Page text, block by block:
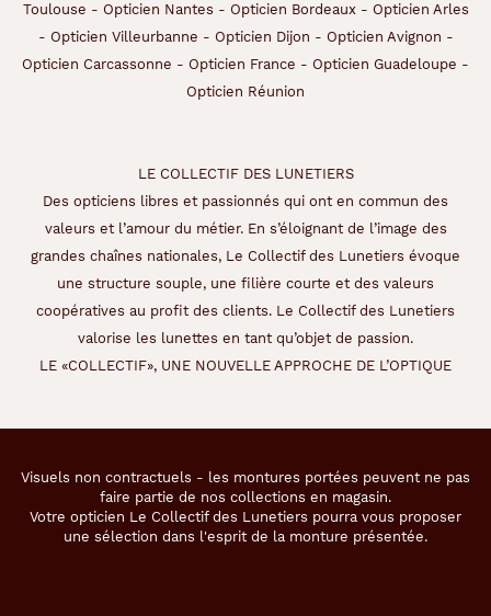
Toulouse - Opticien Nantes - Opticien Bordeaux- Opticien Arles
- Opticien Villeurbanne - Opticien Dijon - Opticien Avignon -
Opticien Carcassonne - Opticien France - Opticien Guadeloupe -
Opticien Réunion
LE COLLECTIF DES LUNETIERS
Des opticiens libres et passionnés qui ont en commun des
valeurs et l’amour du métier. En s’éloignant de l’image des
grandes chaînes nationales, Le Collectif des Lunetiers évoque
une structure souple, une filière courte et des valeurs
coopératives au profit des clients. Le Collectif des Lunetiers
valorise les lunettes en tant qu’objet de passion.
LE «COLLECTIF», UNE NOUVELLE APPROCHE DE L’OPTIQUE
Visuels non contractuels - les montures portées peuvent ne pas
faire partie de nos collections en magasin.
Votre opticien Le Collectif des Lunetiers pourra vous proposer
une sélection dans l'esprit de la monture présentée.